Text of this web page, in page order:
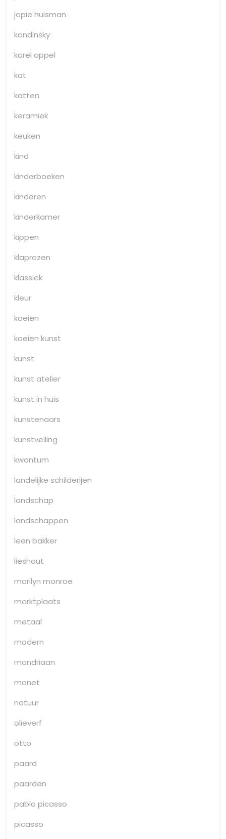
jopie huisman
kandinsky
karel appel
kat
katten
keramiek
keuken
kind
kinderboeken
kinderen
kinderkamer
kippen
klaprozen
klassiek
kleur
koeien
koeien kunst
kunst
kunst atelier
kunst in huis
kunstenaars
kunstveiling
kwantum
landelijke schilderijen
landschap
landschappen
leen bakker
lieshout
marilyn monroe
marktplaats
metaal
modern
mondriaan
monet
natuur
olieverf
otto
paard
paarden
pablo picasso
picasso